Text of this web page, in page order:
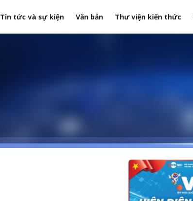
Tin tức và sự kiện Văn bản Thư viện kiến thức